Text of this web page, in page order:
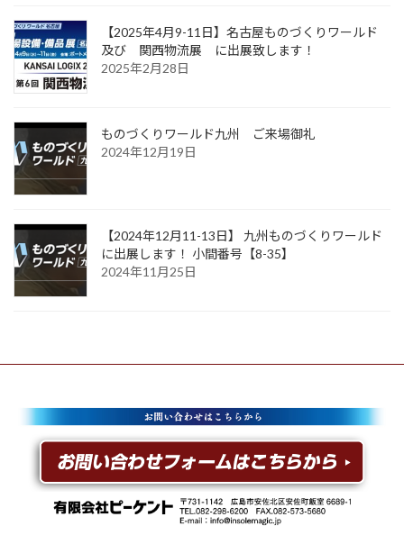
【2025年4月9-11日】名古屋ものづくりワールド
及び 関西物流展 に出展致します！
2025年2月28日
ものづくりワールド九州 ご来場御礼
2024年12月19日
【2024年12月11-13日】 九州ものづくりワールド
に出展します！ 小間番号【8-35】
2024年11月25日